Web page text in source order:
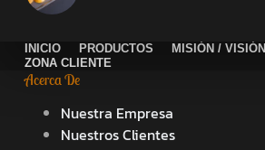
INICIO PRODUCTOS MISIÓN / VISIÓN
ZONA CLIENTE
Acerca De
Nuestra Empresa
Nuestros Clientes